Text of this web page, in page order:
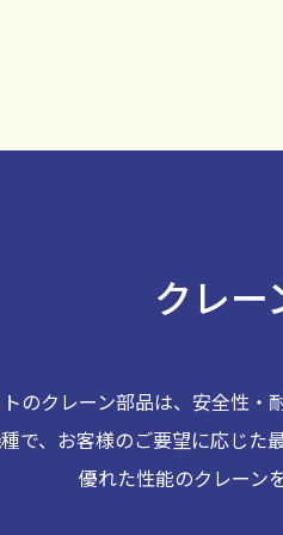
クレー
のクレーン部品は、安全性・
で、お客様のご要望に応じた
優れた性能のクレーン